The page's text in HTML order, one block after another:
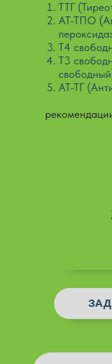
ТТГ
АТ-ТПО
Т4
Т3
АТ-ТГ